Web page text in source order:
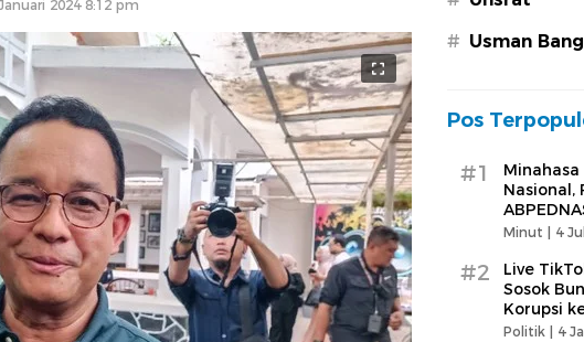
2024 8:12 pm
# Usman
Pos
#1
Nasional,
Terbanyak
Minut | 4
#2
Live
Sosok
Korupsi
Politik | 4